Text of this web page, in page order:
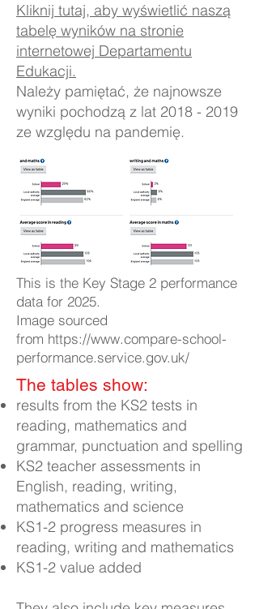
Kliknij tutaj, aby wyświetlić naszą
tabelę wyników na stronie
internetowej Departamentu
Edukacji.
Należy pamiętać, że najnowsze
wyniki pochodzą z lat 2018 - 2019
ze względu na pandemię.
This is the Key Stage 2 performance
data for 2025.
Image sourced
from https://www.compare-school-
performance.service.gov.uk/
The tables show:​
results from the KS2 tests in
reading, mathematics and
grammar, punctuation and spelling
KS2 teacher assessments in
English, reading, writing,
mathematics and science
KS1-2 progress measures in
reading, writing and mathematics
KS1-2 value added